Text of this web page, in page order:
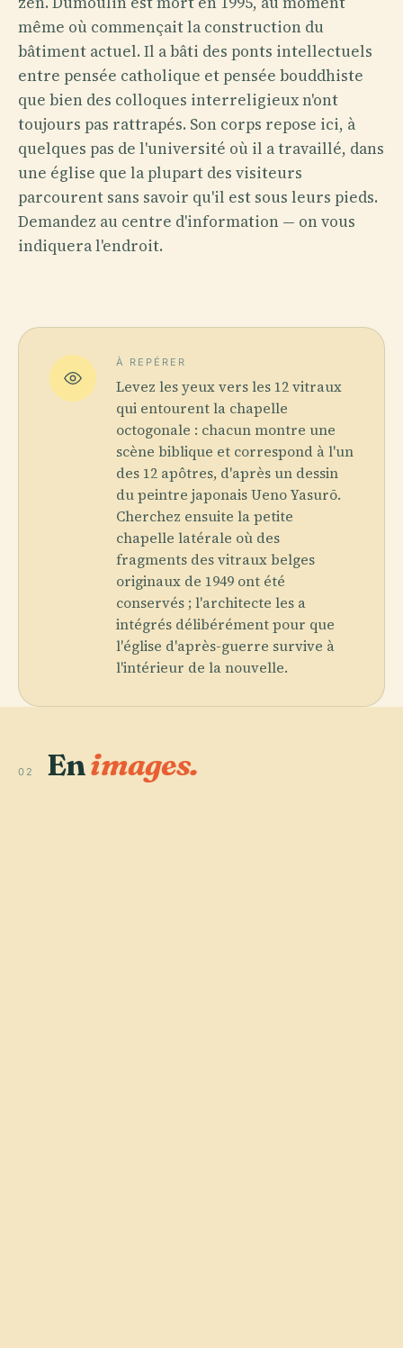
même où commençait la construction du
bâtiment actuel. Il a bâti des ponts intellectuels
entre pensée catholique et pensée bouddhiste
que bien des colloques interreligieux n'ont
toujours pas rattrapés. Son corps repose ici, à
quelques pas de l'université où il a travaillé, dans
une église que la plupart des visiteurs
parcourent sans savoir qu'il est sous leurs pieds.
Demandez au centre d'information — on vous
indiquera l'endroit.
À REPÉRER
Levez les yeux vers les 12 vitraux
qui entourent la chapelle
octogonale : chacun montre une
scène biblique et correspond à l'un
des 12 apôtres, d'après un dessin
du peintre japonais Ueno Yasurō.
Cherchez ensuite la petite
chapelle latérale où des
fragments des vitraux belges
originaux de 1949 ont été
conservés ; l'architecte les a
intégrés délibérément pour que
l'église d'après-guerre survive à
l'intérieur de la nouvelle.
02 Enimages.